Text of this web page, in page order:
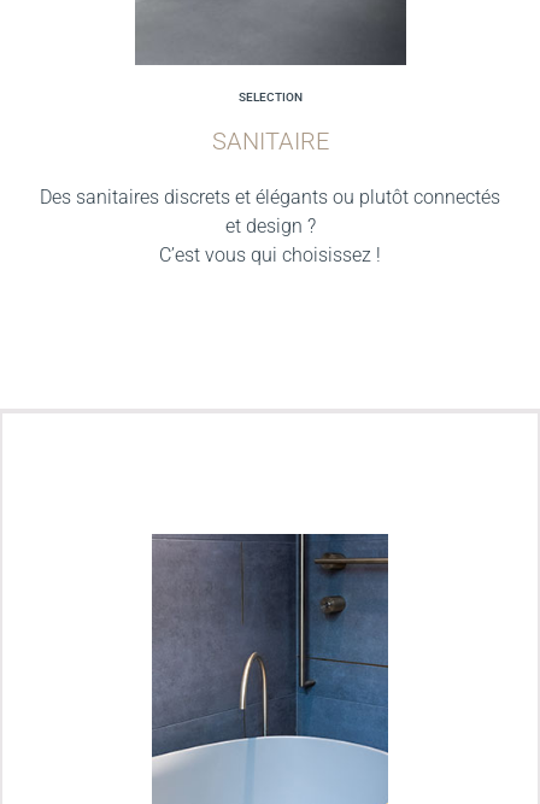
SELECTION
SANITAIRE
Des sanitaires discrets et élégants ou plutôt connectés
et design ?
C’est vous qui choisissez !